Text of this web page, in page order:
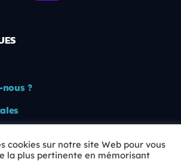
?
cookies sur notre site Web pour vous
la plus pertinente en mémorisant